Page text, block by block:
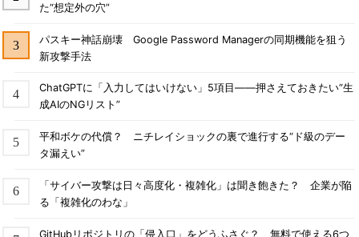
た“想定外の穴”
パスキー神話崩壊 Google Password Managerの同期機能を狙う
新攻撃手法
ChatGPTに「入力してはいけない」5項目――押さえておきたい“生
成AIのNGリスト”
平和ボケの代償？ ニチレイショックの裏で進行する“ド級のデー
タ漏えい”
「サイバー攻撃は日々高度化・複雑化」は聞き飽きた？ 企業が陥
る「複雑化のわな」
GitHubリポジトリの「侵入口」をどうふさぐ？ 無料で使える6つ